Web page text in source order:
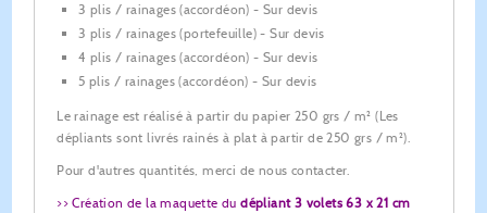
3 plis / rainages (accordéon) - Sur devis
3 plis / rainages (portefeuille) - Sur devis
4 plis / rainages (accordéon) - Sur devis
5 plis / rainages (accordéon) - Sur devis
Le rainage est réalisé à partir du papier 250 grs / m² (Les
dépliants sont livrés rainés à plat à partir de 250 grs / m²).
Pour d'autres quantités, merci de nous contacter.
>> Création de la maquette du dépliant 3 volets 63 x 21 cm